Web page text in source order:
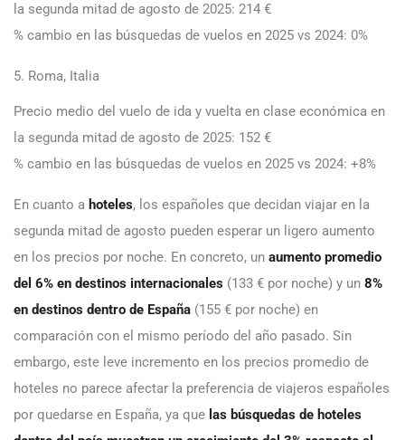
la segunda mitad de agosto de 2025: 214 €
% cambio en las búsquedas de vuelos en 2025 vs 2024: 0%
5. Roma, Italia
Precio medio del vuelo de ida y vuelta en clase económica en
la segunda mitad de agosto de 2025: 152 €
% cambio en las búsquedas de vuelos en 2025 vs 2024: +8%
En cuanto a hoteles, los españoles que decidan viajar en la
segunda mitad de agosto pueden esperar un ligero aumento
en los precios por noche. En concreto, un aumento promedio
del 6% en destinos internacionales (133 € por noche) y un 8%
en destinos dentro de España (155 € por noche) en
comparación con el mismo período del año pasado. Sin
embargo, este leve incremento en los precios promedio de
hoteles no parece afectar la preferencia de viajeros españoles
por quedarse en España, ya que las búsquedas de hoteles